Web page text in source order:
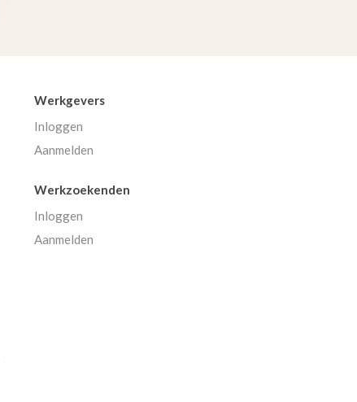
Werkgevers
Inloggen
Aanmelden
Werkzoekenden
Inloggen
Aanmelden